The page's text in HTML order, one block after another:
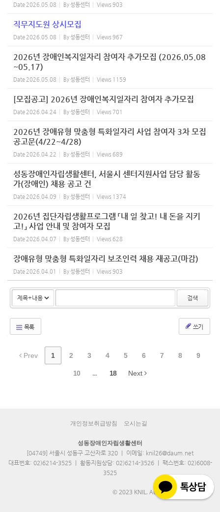
Date 2026.05.08 By성동센터 Views 903
직무지도원 상시모집
Date 2026.05.08 By성동센터 Views 967
2026년 장애인복지일자리 참여자 추가모집 (2026.05.08
~05.17)
Date 2026.05.08 By성동센터 Views 1159
[모집공고] 2026년 장애인복지일자리 참여자 추가모집
Date 2026.04.24 By성동센터 Views 701
2026년 장애유형 맞춤형 특화일자리 사업 참여자 3차 모집
공고문(4/22~4/28)
Date 2026.04.22 By성동센터 Views 689
성동장애인자립생활센터, 서울시 센터지원사업 담당 활동
가(장애인) 채용 공고 건
Date 2026.04.09 By성동센터 Views 1374
2026년 집단자립생활프로그램 「내 일 찾고! 내 돈을 지키
고!」 사업 안내 및 참여자 모집
Date 2026.04.07 By성동센터 Views 628
장애유형 맞춤형 특화일자리 보조인력 채용 재공고(마감)
Date 2026.04.01 By성동센터 Views 903
검색
목록 쓰기
Prev 1 2 3 4 5 6 7 8 9
10 ... 18 Next
개인정보취급방침 오시는길
성동장애인자립생활센터
[04749] 서울시 성동구 고산자로 320 ｜ 이메일: knil26@daum.net
대표번호: 02)6214-3525 ｜ 활동지원상담: 02)6214-3526 ｜ 팩스번호: 02)6008-
3525
© 2023 KNIL. ALL RIGHTS RESERVED.